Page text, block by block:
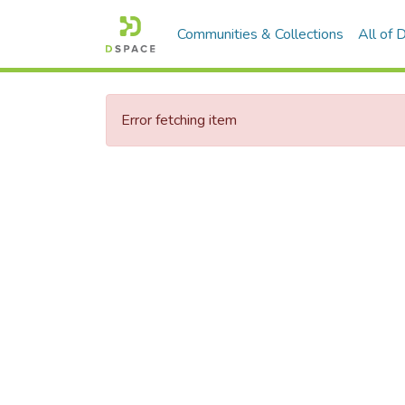
Communities & Collections All of
Error fetching item